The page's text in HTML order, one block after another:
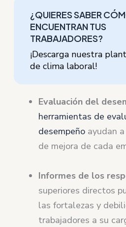
¿QUIERES SABER
ENCUENTRAN TUS
TRABAJADORES?
¡Descarga nuestra
de clima laboral!
Evaluación del
herramientas de
desempeño ayudan
de mejora de cada
Informes de los
superiores directos
las fortalezas y
trabajadores a su